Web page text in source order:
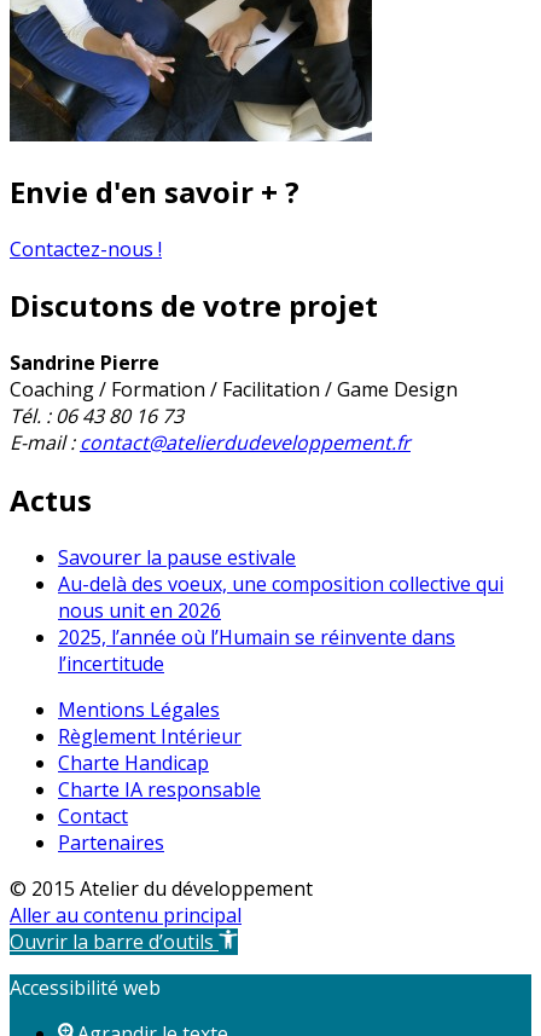
Envie d'en savoir + ?
Contactez-nous !
Discutons de votre projet
Sandrine Pierre
Coaching / Formation / Facilitation / Game Design
Tél. : 06 43 80 16 73
E-mail :contact@atelierdudeveloppement.fr
Actus
Savourer la pause estivale
Au-delà des voeux, une composition collective qui
nous unit en 2026
2025, l’année où l’Humain se réinvente dans
l’incertitude
Mentions Légales
Règlement Intérieur
Charte Handicap
Charte IA responsable
Contact
Partenaires
© 2015 Atelier du développement
Aller au contenu principal
Ouvrir la barre d’outils
Accessibilité web